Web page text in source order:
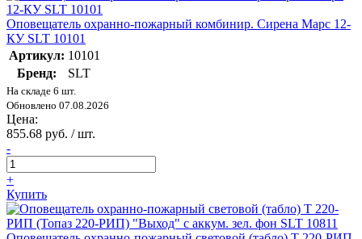
Оповещатель охранно-пожарный комбинир. Сирена Марс 12-
КУ SLT 10101
Артикул: 10101
Бренд:
SLT
На складе 6 шт.
Обновлено 07.08.2026
Цена:
855.68 руб. / шт.
-
+
Купить